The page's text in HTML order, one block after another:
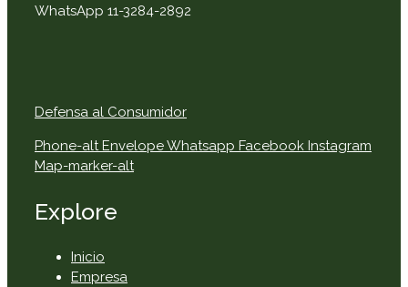
WhatsApp 11-3284-2892
Defensa al Consumidor
Phone-alt EnvelopeWhatsapp Facebook Instagram
Map-marker-alt
Explore
Inicio
Empresa